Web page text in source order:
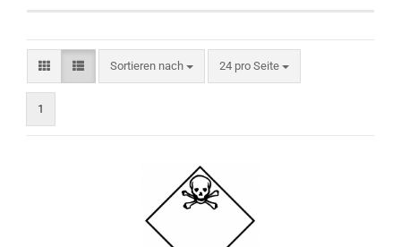
Sortieren nach
Sortieren nach 24 pro Seite
pro Seite
1